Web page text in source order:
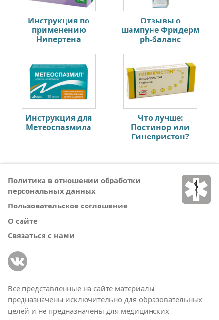
Инструкция по
применению
Нипертена
Отзывы о
шампуне Фридерм
ph-баланс
Инструкция для
Метеоспазмила
Что лучше:
Постинор или
Гинепристон?
Политика в отношении обработки
персональных данных
Пользовательское соглашение
О сайте
Связаться с нами
Все представленные на сайте материалы
предназначены исключительно для образовательных
целей и не предназначены для медицинских